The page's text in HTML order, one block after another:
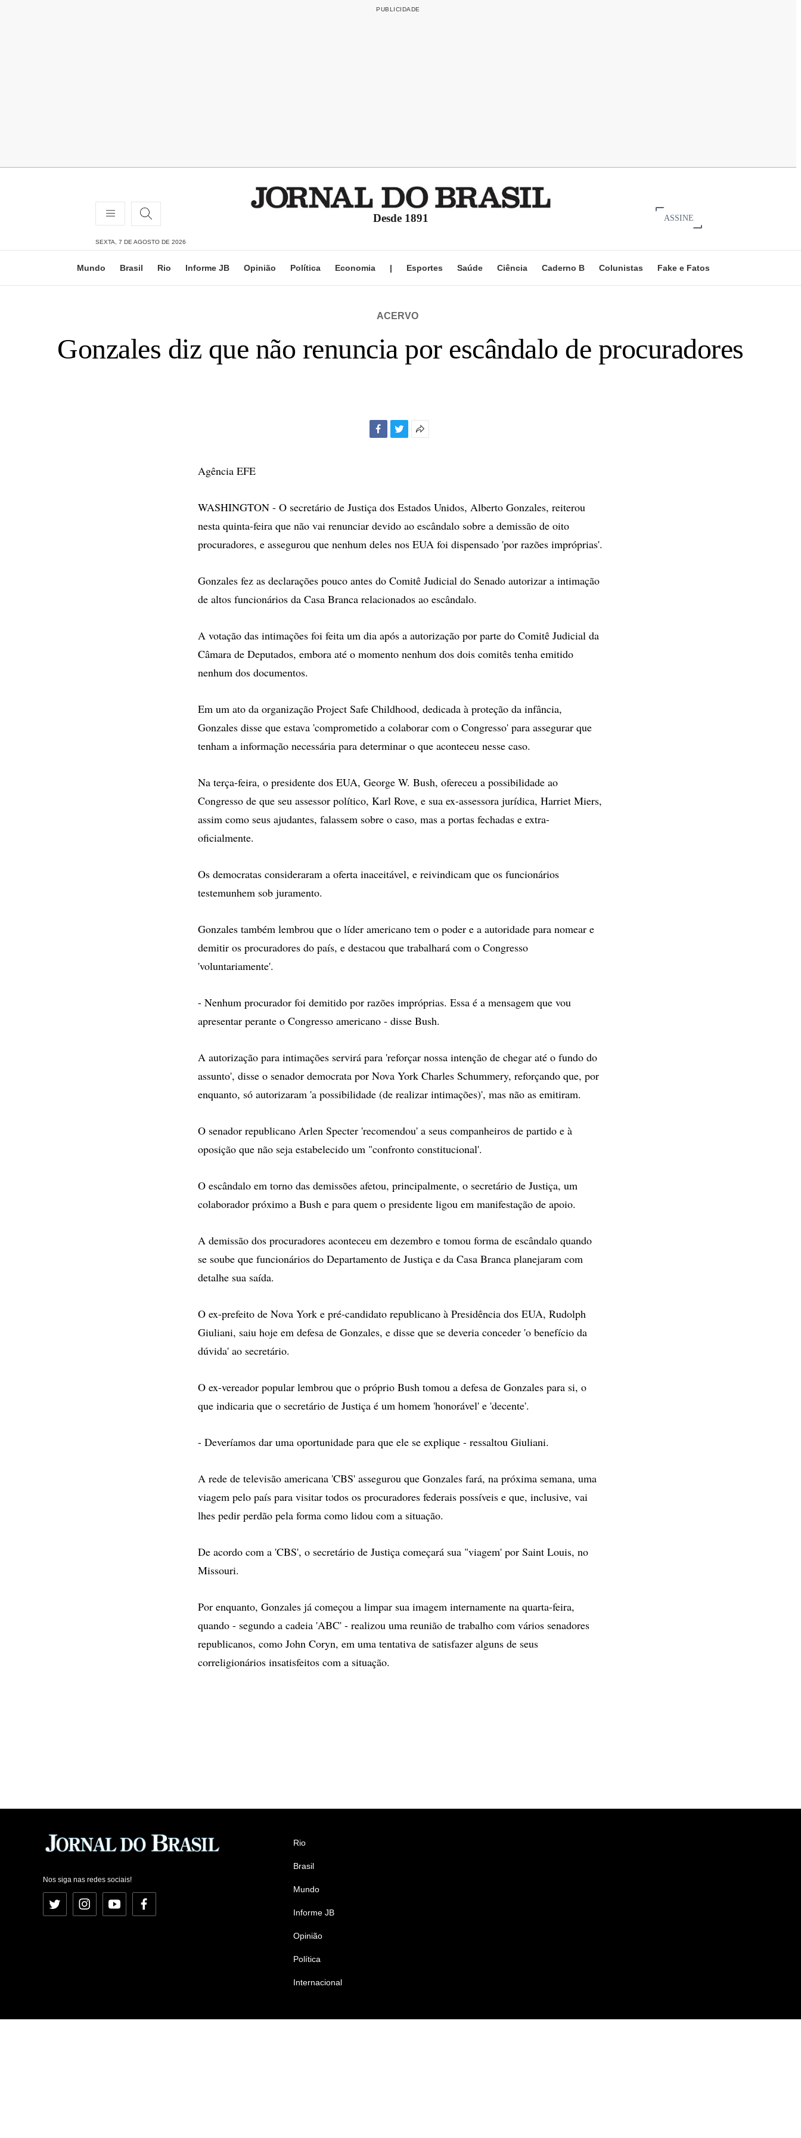
Desde 1891 ASSINE
SEXTA, 7 DE AGOSTO DE 2026
Mundo Brasil Rio Informe JB Opinião Política Economia | Esportes Saúde Ciência Caderno B Colunistas Fake e Fatos
ACERVO
Gonzales diz que não renuncia por escândalo de procuradores
Agência EFE
WASHINGTON - O secretário de Justiça dos Estados Unidos, Alberto Gonzales, reiterou
nesta quinta-feira que não vai renunciar devido ao escândalo sobre a demissão de oito
procuradores, e assegurou que nenhum deles nos EUA foi dispensado 'por razões impróprias'.
Gonzales fez as declarações pouco antes do Comitê Judicial do Senado autorizar a intimação
de altos funcionários da Casa Branca relacionados ao escândalo.
A votação das intimações foi feita um dia após a autorização por parte do Comitê Judicial da
Câmara de Deputados, embora até o momento nenhum dos dois comitês tenha emitido
nenhum dos documentos.
Em um ato da organização Project Safe Childhood, dedicada à proteção da infância,
Gonzales disse que estava 'comprometido a colaborar com o Congresso' para assegurar que
tenham a informação necessária para determinar o que aconteceu nesse caso.
Na terça-feira, o presidente dos EUA, George W. Bush, ofereceu a possibilidade ao
Congresso de que seu assessor político, Karl Rove, e sua ex-assessora jurídica, Harriet Miers,
assim como seus ajudantes, falassem sobre o caso, mas a portas fechadas e extra-
oficialmente.
Os democratas consideraram a oferta inaceitável, e reivindicam que os funcionários
testemunhem sob juramento.
Gonzales também lembrou que o líder americano tem o poder e a autoridade para nomear e
demitir os procuradores do país, e destacou que trabalhará com o Congresso
'voluntariamente'.
- Nenhum procurador foi demitido por razões impróprias. Essa é a mensagem que vou
apresentar perante o Congresso americano - disse Bush.
A autorização para intimações servirá para 'reforçar nossa intenção de chegar até o fundo do
assunto', disse o senador democrata por Nova York Charles Schummery, reforçando que, por
enquanto, só autorizaram 'a possibilidade (de realizar intimações)', mas não as emitiram.
O senador republicano Arlen Specter 'recomendou' a seus companheiros de partido e à
oposição que não seja estabelecido um "confronto constitucional'.
O escândalo em torno das demissões afetou, principalmente, o secretário de Justiça, um
colaborador próximo a Bush e para quem o presidente ligou em manifestação de apoio.
A demissão dos procuradores aconteceu em dezembro e tomou forma de escândalo quando
se soube que funcionários do Departamento de Justiça e da Casa Branca planejaram com
detalhe sua saída.
O ex-prefeito de Nova York e pré-candidato republicano à Presidência dos EUA, Rudolph
Giuliani, saiu hoje em defesa de Gonzales, e disse que se deveria conceder 'o benefício da
dúvida' ao secretário.
O ex-vereador popular lembrou que o próprio Bush tomou a defesa de Gonzales para si, o
que indicaria que o secretário de Justiça é um homem 'honorável' e 'decente'.
- Deveríamos dar uma oportunidade para que ele se explique - ressaltou Giuliani.
A rede de televisão americana 'CBS' assegurou que Gonzales fará, na próxima semana, uma
viagem pelo país para visitar todos os procuradores federais possíveis e que, inclusive, vai
lhes pedir perdão pela forma como lidou com a situação.
De acordo com a 'CBS', o secretário de Justiça começará sua "viagem' por Saint Louis, no
Missouri.
Por enquanto, Gonzales já começou a limpar sua imagem internamente na quarta-feira,
quando - segundo a cadeia 'ABC' - realizou uma reunião de trabalho com vários senadores
republicanos, como John Coryn, em uma tentativa de satisfazer alguns de seus
correligionários insatisfeitos com a situação.
Nos siga nas redes sociais!
Twitter InstagramYouTubeFacebook
Rio
Brasil
Mundo
Informe JB
Opinião
Política
Internacional